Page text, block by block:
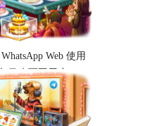
Web 使用
马来西亚用户）